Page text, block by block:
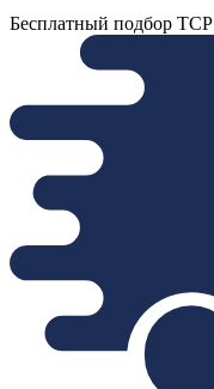
Бесплатный подбор ТСР